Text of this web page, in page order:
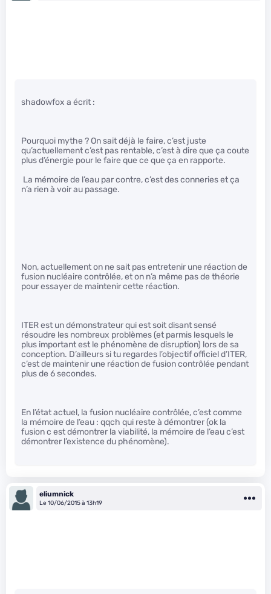
shadowfox a écrit :
Pourquoi mythe ? On sait déjà le faire, c’est juste
qu’actuellement c’est pas rentable, c’est à dire que ça coute
plus d’énergie pour le faire que ce que ça en rapporte.
La mémoire de l’eau par contre, c’est des conneries et ça
n’a rien à voir au passage.
Non, actuellement on ne sait pas entretenir une réaction de
fusion nucléaire contrôlée, et on n’a même pas de théorie
pour essayer de maintenir cette réaction.
ITER est un démonstrateur qui est soit disant sensé
résoudre les nombreux problèmes (et parmis lesquels le
plus important est le phénomène de disruption) lors de sa
conception. D’ailleurs si tu regardes l’objectif officiel d’ITER,
c’est de maintenir une réaction de fusion contrôlée pendant
plus de 6 secondes.
En l’état actuel, la fusion nucléaire contrôlée, c’est comme
la mémoire de l’eau : qqch qui reste à démontrer (ok la
fusion c est démontrer la viabilité, la mémoire de l’eau c’est
démontrer l’existence du phénomène).
eliumnick
Le 10/06/2015 à 13h19